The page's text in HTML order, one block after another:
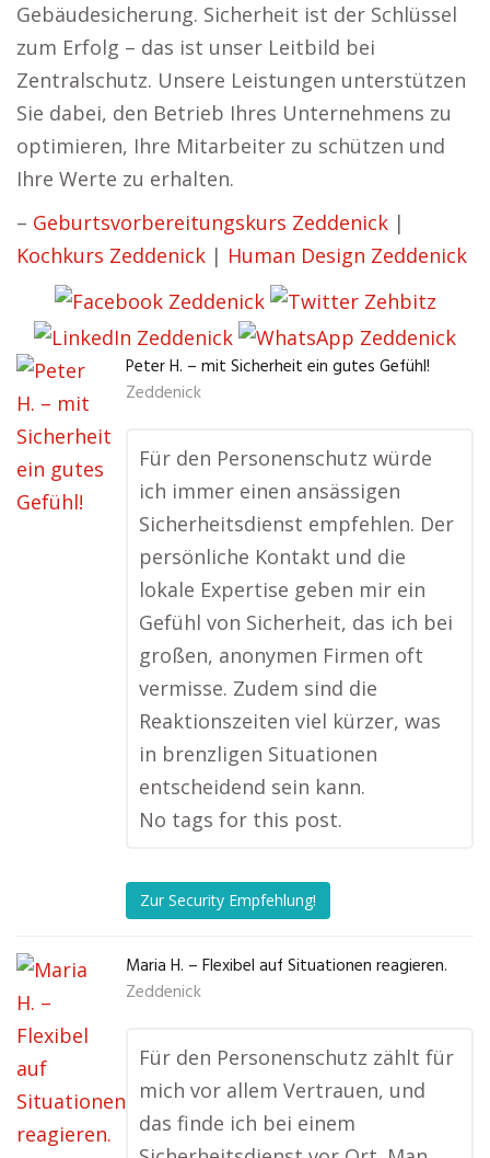
Gebäudesicherung. Sicherheit ist der Schlüssel
zum Erfolg – das ist unser Leitbild bei
Zentralschutz. Unsere Leistungen unterstützen
Sie dabei, den Betrieb Ihres Unternehmens zu
optimieren, Ihre Mitarbeiter zu schützen und
Ihre Werte zu erhalten.
– Geburtsvorbereitungskurs Zeddenick |
Kochkurs Zeddenick | Human Design Zeddenick
Peter H. – mit Sicherheit ein gutes Gefühl!
Zeddenick
Für den Personenschutz würde
ich immer einen ansässigen
Sicherheitsdienst empfehlen. Der
persönliche Kontakt und die
lokale Expertise geben mir ein
Gefühl von Sicherheit, das ich bei
großen, anonymen Firmen oft
vermisse. Zudem sind die
Reaktionszeiten viel kürzer, was
in brenzligen Situationen
entscheidend sein kann.
No tags for this post.
Zur Security Empfehlung!
Maria H. – Flexibel auf Situationen reagieren.
Zeddenick
Für den Personenschutz zählt für
mich vor allem Vertrauen, und
das finde ich bei einem